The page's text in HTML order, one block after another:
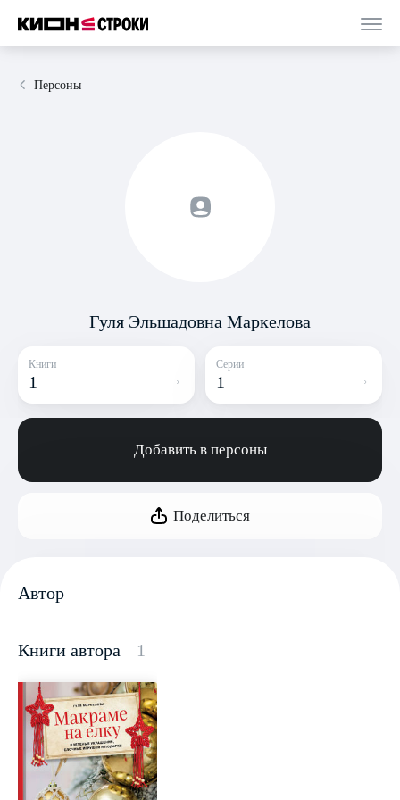
Персоны
Гуля Эльшадовна Маркелова
Книги
1
Серии
1
Добавить в персоны
Поделиться
Автор
Книги автора 1